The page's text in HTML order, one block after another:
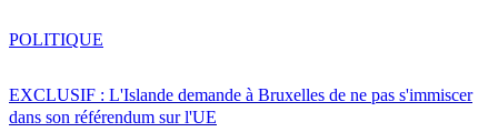
EXCLUSIF : L'Islande demande à Bruxelles de ne pas s'immiscer
dans son référendum sur l'UE
POLITIQUE